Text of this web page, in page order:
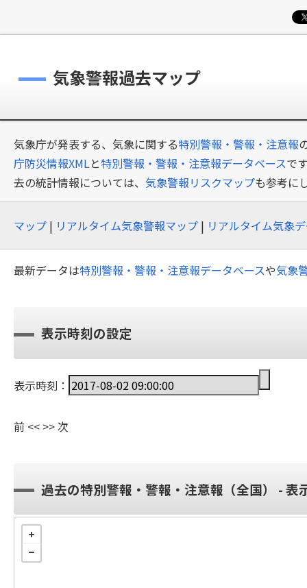
気象警報過去マップ
気象庁が発表する、気象に関する特別警報・警報・注意報
庁防災情報XMLと特別警報・警報・注意報データベースで
去の統計情報については、 気象警報リスクマップも参考に
マップ | リアルタイム気象警報マップ | リアルタイム気象
最新データは特別警報・警報・注意報データベースや気象
表示時刻の設定
表示時刻：
前 << >>次
過去の特別警報・警報・注意報（全国） - 表